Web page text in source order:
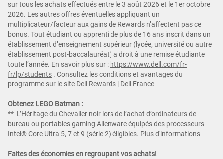
sur tous les achats effectués entre le 3 août 2026 et le 1er octobre
2026. Les autres offres éventuelles appliquant un
multiplicateur/facteur aux gains de Rewards n’affectent pas ce
bonus. Tout étudiant ou apprenti de plus de 16 ans inscrit dans un
établissement d’enseignement supérieur (lycée, université ou autre
établissement post-baccalauréat) a droit à une remise étudiante
toute l’année. En savoir plus sur : https://www.dell.com/fr-
fr/lp/students . Consultez les conditions et avantages du
programme sur le site Dell Rewards | Dell France
Obtenez LEGO Batman :
** L’Héritage du Chevalier noir lors de l’achat d’ordinateurs de
bureau ou portables gaming Alienware équipés des processeurs
Intel® Core Ultra 5, 7 et 9 (série 2) éligibles. Plus d'informations
Faites des économies en regroupant vos achats!